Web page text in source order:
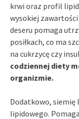
krwi oraz profil
wysokiej
deseru pomaga
posiłkach, co ma
na cukrzycę czy
codziennej diety
organizmie.
Dodatkowo, siemię
lipidowego.